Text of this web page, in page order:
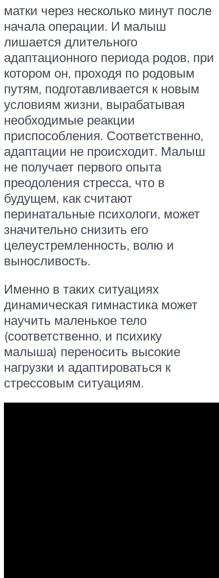
матки через несколько минут после
начала операции. И малыш
лишается длительного
адаптационного периода родов, при
котором он, проходя по родовым
путям, подготавливается к новым
условиям жизни, вырабатывая
необходимые реакции
приспособления. Соответственно,
адаптации не происходит. Малыш
не получает первого опыта
преодоления стресса, что в
будущем, как считают
перинатальные психологи, может
значительно снизить его
целеустремленность, волю и
выносливость.
Именно в таких ситуациях
динамическая гимнастика может
научить маленькое тело
(соответственно, и психику
малыша) переносить высокие
нагрузки и адаптироваться к
стрессовым ситуациям.